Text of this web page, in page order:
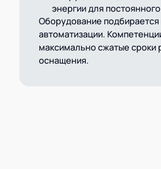
энергии для
Оборудование подбирается
автоматизации.
максимально сжатые сроки
оснащения.